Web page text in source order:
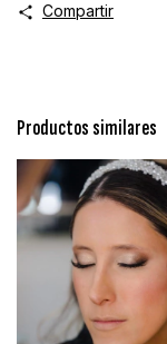
Compartir
Productos similares